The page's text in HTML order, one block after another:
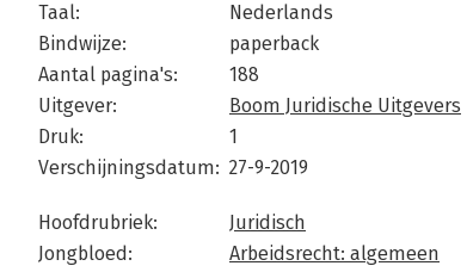
Taal:
Nederlands
Bindwijze:
paperback
Aantal pagina's:
188
Uitgever:
Boom Juridische Uitgevers
Druk:
1
Verschijningsdatum: 27-9-2019
Hoofdrubriek:
Juridisch
Jongbloed:
Arbeidsrecht: algemeen